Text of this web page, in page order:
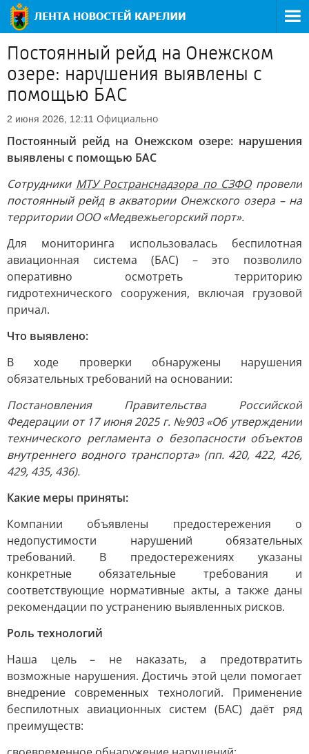
Постоянный рейд на Онежском
озере: нарушения выявлены с
помощью БАС
2 июня 2026, 12:11 Официально
Постоянный рейд на Онежском озере: нарушения
выявлены с помощью БАС
Сотрудники МТУ Ространснадзора по СЗФОпровели
постоянный рейд в акватории Онежского озера – на
территории ООО «Медвежьегорский порт».
Для мониторинга использовалась беспилотная
авиационная система (БАС) – это позволило
оперативно осмотреть территорию
гидротехнического сооружения, включая грузовой
причал.
Что выявлено:
В ходе проверки обнаружены нарушения
обязательных требований на основании:
Постановления Правительства Российской
Федерации от 17 июня 2025 г. №903 «Об утверждении
технического регламента о безопасности объектов
внутреннего водного транспорта» (пп. 420, 422, 426,
429, 435, 436).
Какие меры приняты:
Компании объявлены предостережения о
недопустимости нарушений обязательных
требований. В предостережениях указаны
конкретные обязательные требования и
соответствующие нормативные акты, а также даны
рекомендации по устранению выявленных рисков.
Роль технологий
Наша цель – не наказать, а предотвратить
возможные нарушения. Достичь этой цели помогает
внедрение современных технологий. Применение
беспилотных авиационных систем (БАС) даёт ряд
преимуществ: